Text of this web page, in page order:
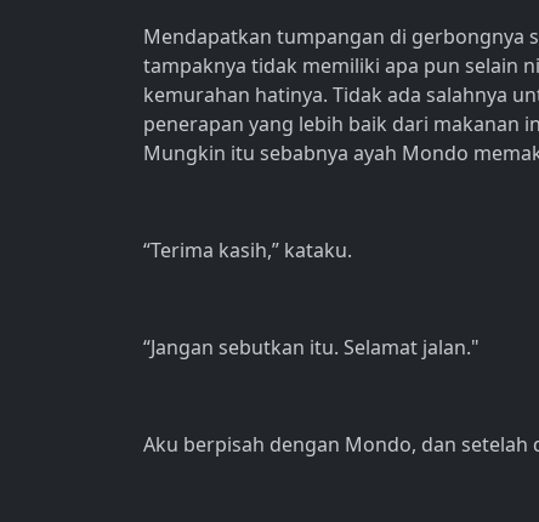
Mendapatkan tumpangan di gerbongnya
tampaknya tidak memiliki apa pun selain
kemurahan hatinya. Tidak ada salahnya
penerapan yang lebih baik dari makanan
Mungkin itu sebabnya ayah Mondo
“Terima kasih,” kataku.
“Jangan sebutkan itu. Selamat jalan."
Aku berpisah dengan Mondo, dan